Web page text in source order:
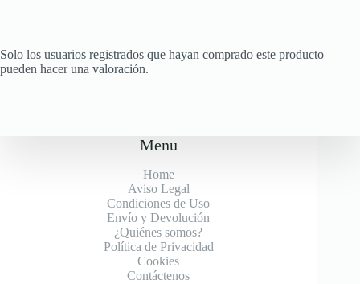
Solo los usuarios registrados que hayan comprado este producto
pueden hacer una valoración.
Menu
Home
Aviso Legal
Condiciones de Uso
Envío y Devolución
¿Quiénes somos?
Política de Privacidad
Cookies
Contáctenos